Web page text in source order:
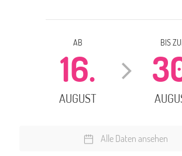
AB
16.
AUGUST
BIS
Alle Daten ansehen